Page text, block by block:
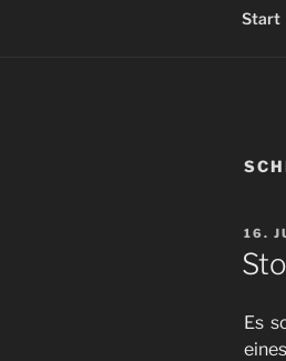
Start
AM
16.
Es